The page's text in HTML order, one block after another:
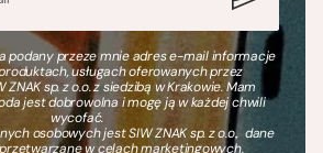
podany przeze mnie adres e-mail informacje
usługach oferowanych przez
sp. z o.o. z siedzibą w Krakowie. Mam
jest dobrowolna i mogę ją w każdej chwili
wycofać.
osobowych jest SIW ZNAK sp. z o.o., dane
w celach marketingowych.